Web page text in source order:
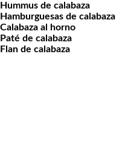
Hummus de calabaza
Hamburguesas de calabaza
Calabaza al horno
Paté de calabaza
Flan de calabaza